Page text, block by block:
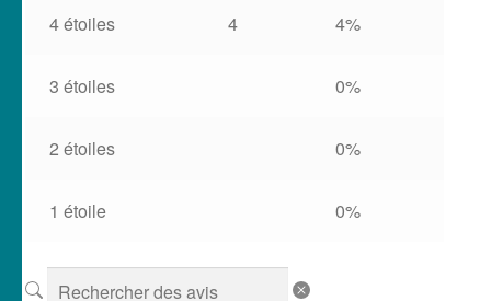
3 étoiles 0%
2 étoiles 0%
1 étoile 0%